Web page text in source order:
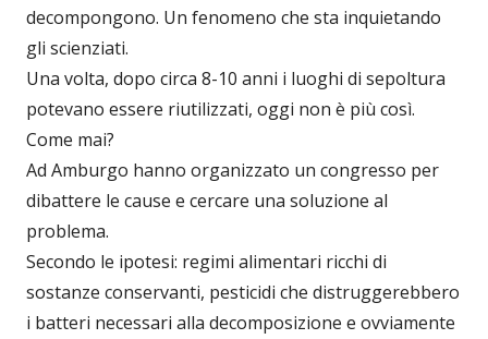
decompongono. Un fenomeno che sta inquietando
gli scienziati.
Una volta, dopo circa 8-10 anni i luoghi di sepoltura
potevano essere riutilizzati, oggi non è più così.
Come mai?
Ad Amburgo hanno organizzato un congresso per
dibattere le cause e cercare una soluzione al
problema.
Secondo le ipotesi: regimi alimentari ricchi di
sostanze conservanti, pesticidi che distruggerebbero
i batteri necessari alla decomposizione e ovviamente